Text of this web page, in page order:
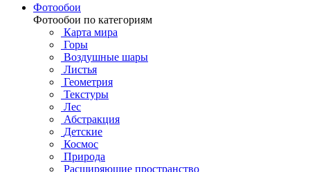
Фотообои
Фотообои по категориям
Карта мира
Горы
Воздушные шары
Листья
Геометрия
Текстуры
Лес
Абстракция
Детские
Космос
Природа
Расширяющие пространство